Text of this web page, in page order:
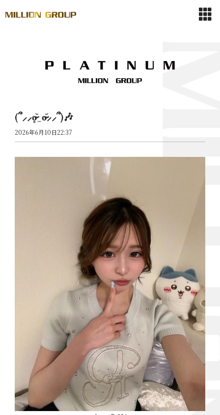
(՞⸝⸝o̴̶̷̥᷅ ̫ o̴̶̷᷄⸝⸝՞)🎶
2026年6月10日22:37